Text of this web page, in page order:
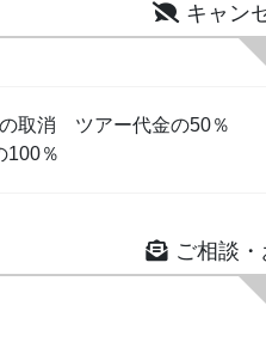
キャン
取消 ツアー代金の50％
100％
ご相談